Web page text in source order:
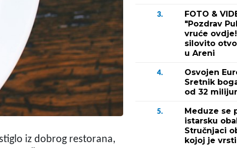
iz dobrog restorana,
3.
FOTO &
"Pozdrav
vruće
silovito
u Areni
4.
Osvojen
Sretnik
od 32
5.
Meduze se
istarsku
Stručnjaci
kojoj je